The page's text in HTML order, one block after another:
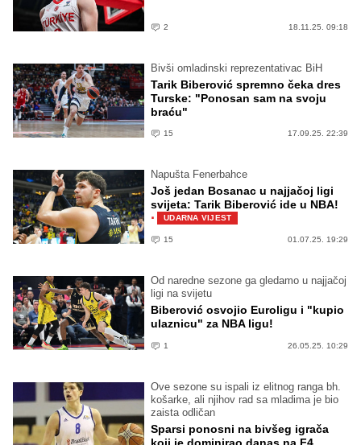
2 18.11.25. 09:18
Bivši omladinski reprezentativac BiH
Tarik Biberović spremno čeka dres
Turske: "Ponosan sam na svoju
braću"
15 17.09.25. 22:39
Napušta Fenerbahce
Još jedan Bosanac u najjačoj ligi
svijeta: Tarik Biberović ide u NBA!
· UDARNA VIJEST
15 01.07.25. 19:29
Od naredne sezone ga gledamo u najjačoj
ligi na svijetu
Biberović osvojio Euroligu i "kupio
ulaznicu" za NBA ligu!
1 26.05.25. 10:29
Ove sezone su ispali iz elitnog ranga bh.
košarke, ali njihov rad sa mladima je bio
zaista odličan
Sparsi ponosni na bivšeg igrača